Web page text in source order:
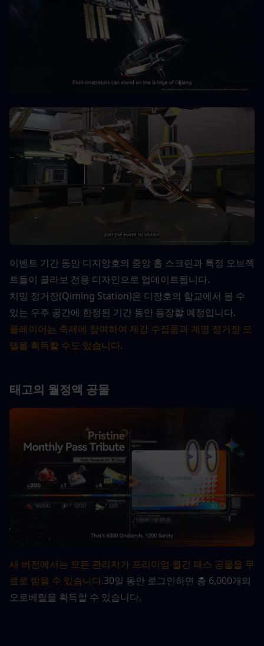
이벤트 기간 동안 디지앙호의 중앙 홀 스크린과 특정 오브젝
트들이 콜라보 전용 디자인으로 업데이트됩니다.
치밍 정거장(Qiming Station)은 디장호의 함교에서 볼 수
있는 우주 공간에 한정된 기간 동안 등장할 예정입니다.
플레이어는 축제에 참여하여 제강 수집품과 계명 정거장 모
델을 획득할 수도 있습니다.
태고의 월정액 공물
새 버전에서는 모든 관리자가 프리미엄 월간 패스 공물을 무
료로 받을 수 있습니다.30일 동안 로그인하면 총 6,000개의
오로베릴을 획득할 수 있습니다.